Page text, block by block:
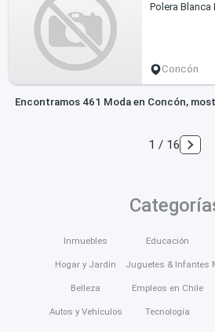
Polera Blanca
Concón
Encontramos 461 Moda en Concón,
1 / 16
Inmuebles
Hogar y Jardín
Belleza
Autos y Vehículos
Educación
Juguetes & Infantes
Empleos en Chile
Tecnología